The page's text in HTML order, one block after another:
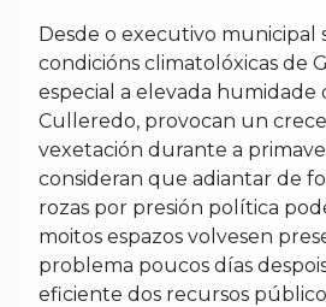
Desde o executivo municipal
condicións climatolóxicas de
especial a elevada humidade
Culleredo, provocan un
vexetación durante a
consideran que adiantar de
rozas por presión política
moitos espazos volvesen
problema poucos días
eficiente dos recursos